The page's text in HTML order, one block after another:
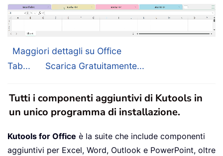
Maggiori dettagli su Office
Tab...
Scarica Gratuitamente...
Tutti i componenti aggiuntivi di Kutools in
un unico programma di installazione.
Kutools for Office è la suite che include componenti
aggiuntivi per Excel, Word, Outlook e PowerPoint, oltre